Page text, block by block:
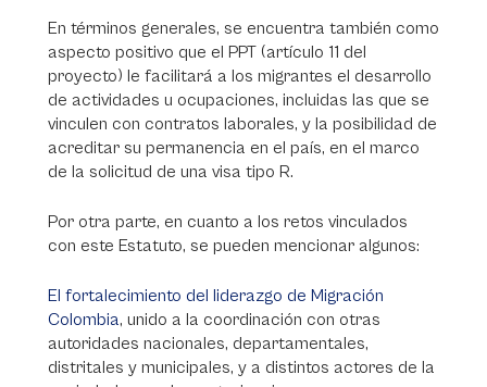
En términos generales, se encuentra también como
aspecto positivo que el PPT (artículo 11 del
proyecto) le facilitará a los migrantes el desarrollo
de actividades u ocupaciones, incluidas las que se
vinculen con contratos laborales, y la posibilidad de
acreditar su permanencia en el país, en el marco
de la solicitud de una visa tipo R.
Por otra parte, en cuanto a los retos vinculados
con este Estatuto, se pueden mencionar algunos:
El fortalecimiento del liderazgo de Migración
Colombia, unido a la coordinación con otras
autoridades nacionales, departamentales,
distritales y municipales, y a distintos actores de la